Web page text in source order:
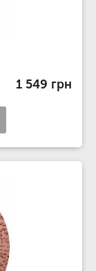
1 549 грн